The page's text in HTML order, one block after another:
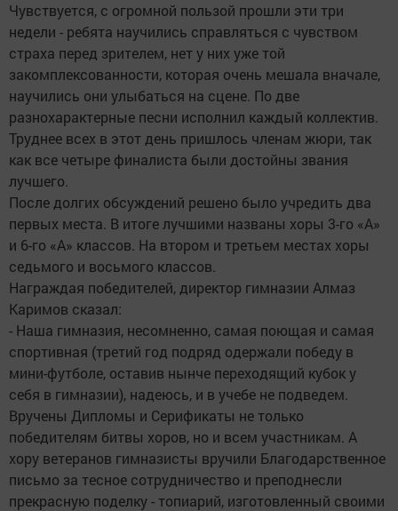
Чувствуется, с огромной пользой прошли эти три
недели - ребята научились справляться с чувством
страха перед зрителем, нет у них уже той
закомплексованности, которая очень мешала вначале,
научились они улыбаться на сцене. По две
разнохарактерные песни исполнил каждый коллектив.
Труднее всех в этот день пришлось членам жюри, так
как все четыре финалиста были достойны звания
лучшего.
После долгих обсуждений решено было учредить два
первых места. В итоге лучшими названы хоры 3-го «А»
и 6-го «А» классов. На втором и третьем местах хоры
седьмого и восьмого классов.
Награждая победителей, директор гимназии Алмаз
Каримов сказал:
- Наша гимназия, несомненно, самая поющая и самая
спортивная (третий год подряд одержали победу в
мини-футболе, оставив нынче переходящий кубок у
себя в гимназии), надеюсь, и в учебе не подведем.
Вручены Дипломы и Серификаты не только
победителям битвы хоров, но и всем участникам. А
хору ветеранов гимназисты вручили Благодарственное
письмо за тесное сотрудничество и преподнесли
прекрасную поделку - топиарий, изготовленный своими